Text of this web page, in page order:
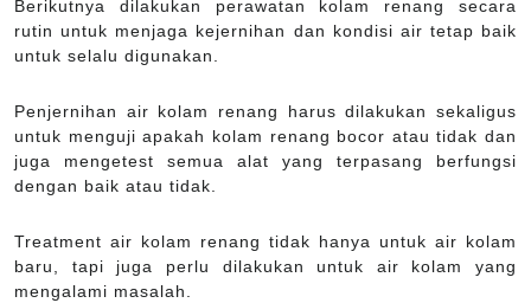
Berikutnya dilakukan perawatan kolam renang secara
rutin untuk menjaga kejernihan dan kondisi air tetap baik
untuk selalu digunakan.
Penjernihan air kolam renang harus dilakukan sekaligus
untuk menguji apakah kolam renang bocor atau tidak dan
juga mengetest semua alat yang terpasang berfungsi
dengan baik atau tidak.
Treatment air kolam renang tidak hanya untuk air kolam
baru, tapi juga perlu dilakukan untuk air kolam yang
mengalami masalah.